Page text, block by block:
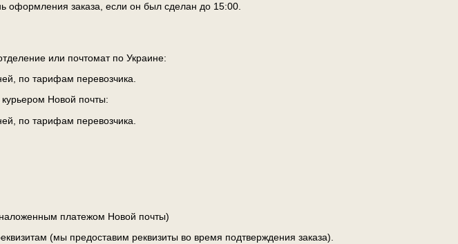
оформления заказа, если он был сделан до 15:00.
или почтомат по Украине:
по тарифам перевозчика.
Новой почты:
по тарифам перевозчика.
платежом Новой почты)
(мы предоставим реквизиты во время подтверждения заказа).